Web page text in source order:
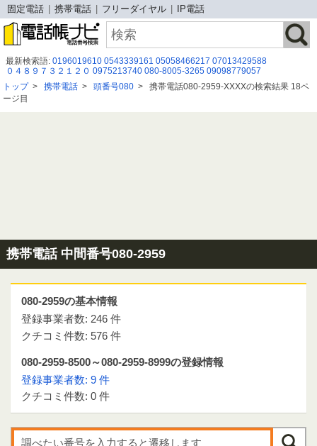
固定電話 携帯電話 フリーダイヤル IP電話
最新検索語: 0196019610 0543339161 05058466217 07013429588
０４８９７３２１２０ 0975213740 080-8005-3265 09098779057
05031607974 0764617080 05031726322 05031274219
09068133318
08013862338 07012057771 0368422964 05031262905 08020591325
08003008150
トップ> 携帯電話 > 頭番号080 > 携帯電話080-2959-XXXXの検索結果 18ペ
ージ目
携帯電話 中間番号080-2959
080-2959の基本情報
登録事業者数: 246 件
クチコミ件数: 576 件
080-2959-8500～080-2959-8999の登録情報
登録事業者数: 9 件
クチコミ件数: 0 件